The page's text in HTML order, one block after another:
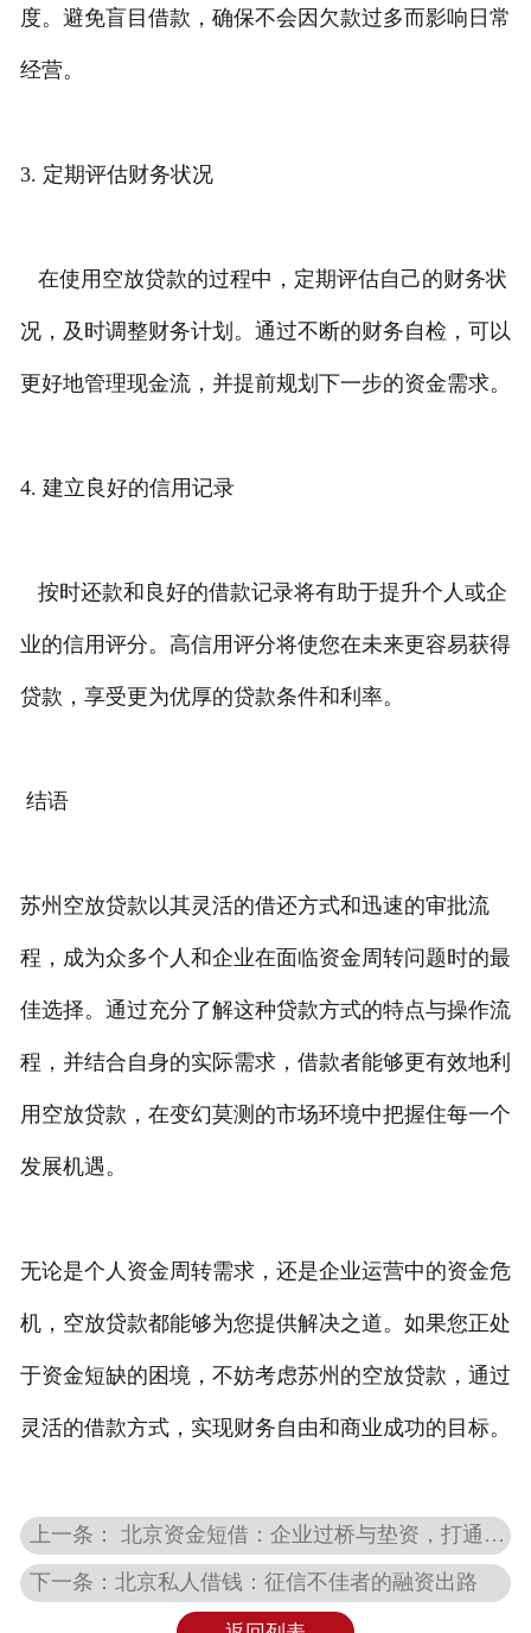
度。避免盲目借款，确保不会因欠款过多而影响日常
经营。
3. 定期评估财务状况
在使用空放贷款的过程中，定期评估自己的财务状
况，及时调整财务计划。通过不断的财务自检，可以
更好地管理现金流，并提前规划下一步的资金需求。
4. 建立良好的信用记录
按时还款和良好的借款记录将有助于提升个人或企
业的信用评分。高信用评分将使您在未来更容易获得
贷款，享受更为优厚的贷款条件和利率。
结语
苏州空放贷款以其灵活的借还方式和迅速的审批流
程，成为众多个人和企业在面临资金周转问题时的最
佳选择。通过充分了解这种贷款方式的特点与操作流
程，并结合自身的实际需求，借款者能够更有效地利
用空放贷款，在变幻莫测的市场环境中把握住每一个
发展机遇。
无论是个人资金周转需求，还是企业运营中的资金危
机，空放贷款都能够为您提供解决之道。如果您正处
于资金短缺的困境，不妨考虑苏州的空放贷款，通过
灵活的借款方式，实现财务自由和商业成功的目标。
上一条： 北京资金短借：企业过桥与垫资，打通资金链的“任督二脉”
下一条：北京私人借钱：征信不佳者的融资出路